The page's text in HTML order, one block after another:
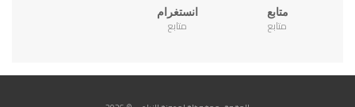
متابع
متابع
انستغرام
متابع